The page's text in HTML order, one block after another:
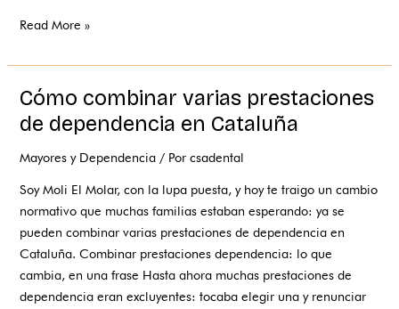
dependencia
Read More »
Cómo combinar varias prestaciones
de dependencia en Cataluña
Mayores y Dependencia / Porcsadental
Soy Moli El Molar, con la lupa puesta, y hoy te traigo un cambio
normativo que muchas familias estaban esperando: ya se
pueden combinar varias prestaciones de dependencia en
Cataluña. Combinar prestaciones dependencia: lo que
cambia, en una frase Hasta ahora muchas prestaciones de
dependencia eran excluyentes: tocaba elegir una y renunciar
Cómo
combinar
prestaciones
dependencia
Cataluña